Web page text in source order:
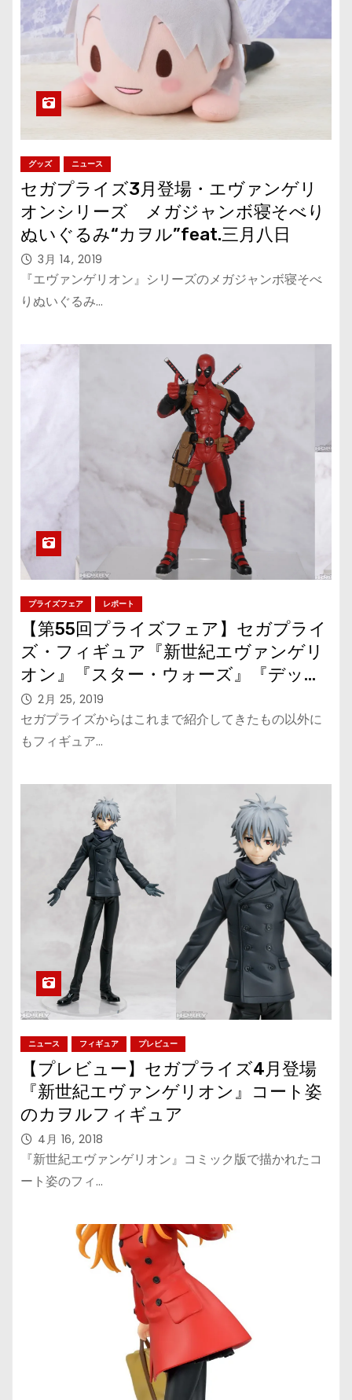
グッズ ニュース
セガプライズ3月登場・エヴァンゲリ
オンシリーズ メガジャンボ寝そべり
ぬいぐるみ“カヲル”feat.三月八日
3月 14, 2019
『エヴァンゲリオン』シリーズのメガジャンボ寝そべ
りぬいぐるみ…
プライズフェア レポート
【第55回プライズフェア】セガプライ
ズ・フィギュア『新世紀エヴァンゲリ
オン』『スター・ウォーズ』『デッド
プール』
2月 25, 2019
セガプライズからはこれまで紹介してきたもの以外に
もフィギュア…
ニュース フィギュア プレビュー
【プレビュー】セガプライズ4月登場
『新世紀エヴァンゲリオン』コート姿
のカヲルフィギュア
4月 16, 2018
『新世紀エヴァンゲリオン』コミック版で描かれたコ
ート姿のフィ…